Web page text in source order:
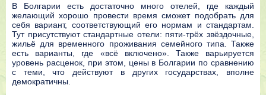
В Болгарии есть достаточно много отелей, где каждый
желающий хорошо провести время сможет подобрать для
себя вариант, соответствующий его нормам и стандартам.
Тут присутствуют стандартные отели: пяти-трёх звёздочные,
жильё для временного проживания семейного типа. Также
есть варианты, где «всё включено». Также варьируется
уровень расценок, при этом, цены в Болгарии по сравнению
с теми, что действуют в других государствах, вполне
демократичны.